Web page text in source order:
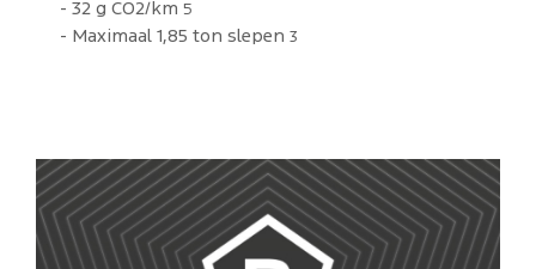
- 32 g CO2/km 5
- Maximaal 1,85 ton slepen 3